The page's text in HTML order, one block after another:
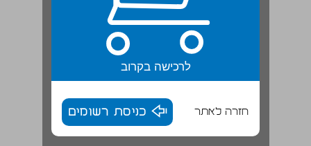
לרכישה בקרוב
חזרה לאתר כניסת רשומים